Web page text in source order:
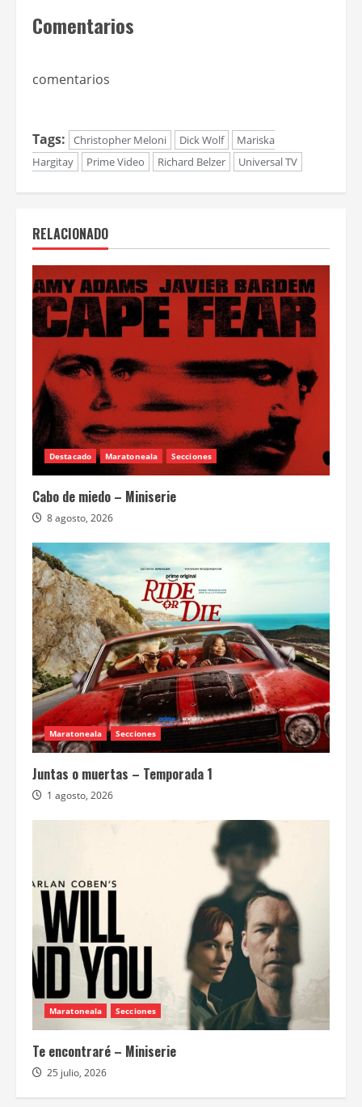
Comentarios
comentarios
Tags: Christopher Meloni Dick Wolf
Mariska
Hargitay
Prime Video Richard Belzer Universal TV
RELACIONADO
Destacado Maratoneala Secciones
Cabo de miedo – Miniserie
8 agosto, 2026
Maratoneala Secciones
Juntas o muertas – Temporada 1
1 agosto, 2026
Maratoneala Secciones
Te encontraré – Miniserie
25 julio, 2026